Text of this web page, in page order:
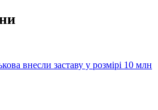
внесли заставу у розмірі 10 млн